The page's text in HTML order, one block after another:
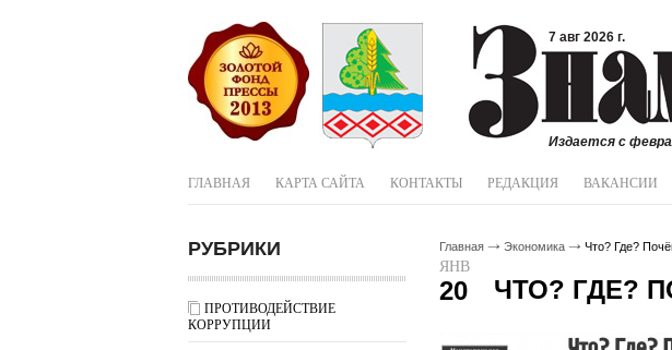
7 авг 2026 г.
Издается с
ГЛАВНАЯ КАРТА САЙТА КОНТАКТЫ РЕДАКЦИЯ ВАКАНСИИ
РУБРИКИ
ПРОТИВОДЕЙСТВИЕ
КОРРУПЦИИ
Главная Экономика Что? Где?
ЯНВ
20 ЧТО? ГДЕ?